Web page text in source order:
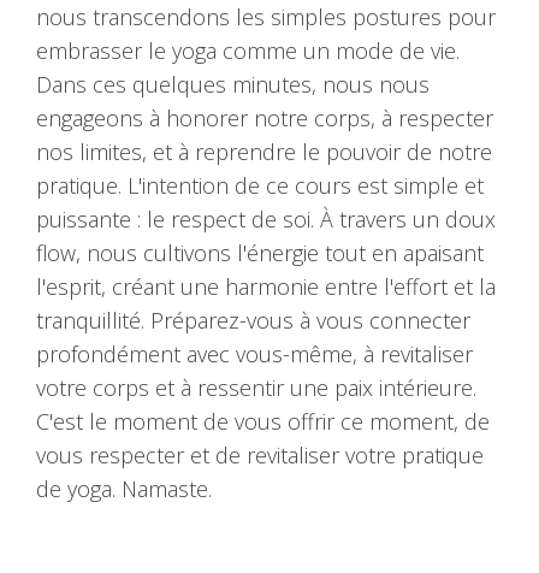
nous transcendons les simples postures pour
embrasser le yoga comme un mode de vie.
Dans ces quelques minutes, nous nous
engageons à honorer notre corps, à respecter
nos limites, et à reprendre le pouvoir de notre
pratique. L'intention de ce cours est simple et
puissante : le respect de soi. À travers un doux
flow, nous cultivons l'énergie tout en apaisant
l'esprit, créant une harmonie entre l'effort et la
tranquillité. Préparez-vous à vous connecter
profondément avec vous-même, à revitaliser
votre corps et à ressentir une paix intérieure.
C'est le moment de vous offrir ce moment, de
vous respecter et de revitaliser votre pratique
de yoga. Namaste.